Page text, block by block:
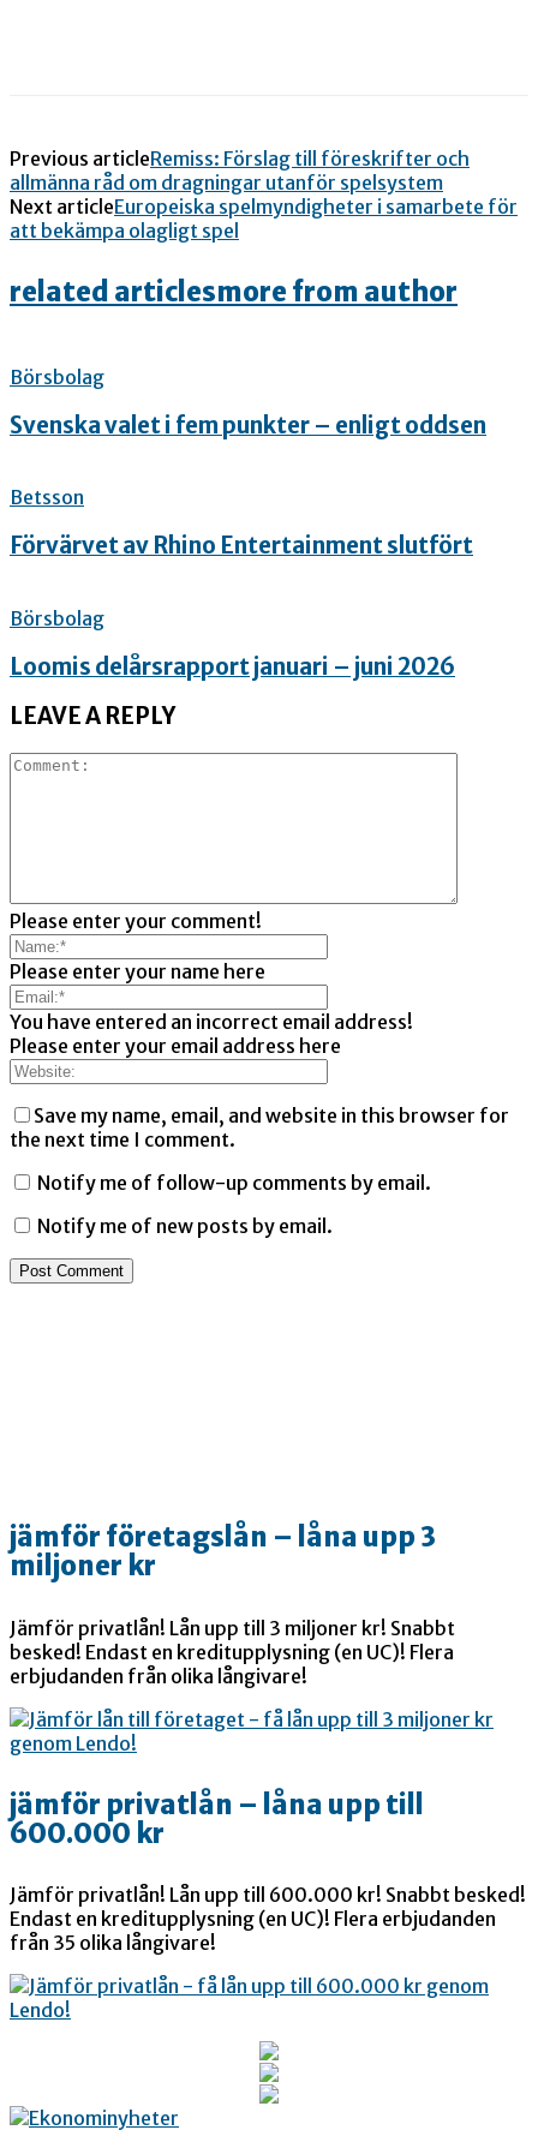
Previous articleRemiss: Förslag till föreskrifter och
allmänna råd om dragningar utanför spelsystem
Next articleEuropeiska spelmyndigheter i samarbete för
att bekämpa olagligt spel
related articlesmore from author
Börsbolag
Svenska valet i fem punkter – enligt oddsen
Betsson
Förvärvet av Rhino Entertainment slutfört
Börsbolag
Loomis delårsrapport januari – juni 2026
LEAVE A REPLY
Please enter your comment!
Please enter your name here
You have entered an incorrect email address!
Please enter your email address here
Save my name, email, and website in this browser for
the next time I comment.
Notify me of follow-up comments by email.
Notify me of new posts by email.
jämför företagslån – låna upp 3
miljoner kr
Jämför privatlån! Lån upp till 3 miljoner kr! Snabbt
besked! Endast en kreditupplysning (en UC)! Flera
erbjudanden från olika långivare!
jämför privatlån – låna upp till
600.000 kr
Jämför privatlån! Lån upp till 600.000 kr! Snabbt besked!
Endast en kreditupplysning (en UC)! Flera erbjudanden
från 35 olika långivare!